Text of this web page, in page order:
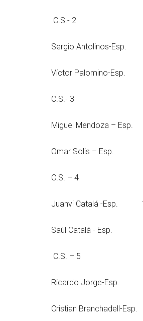
C.S.- 2
Sergio
Víctor Palomino-Esp.
C.S.- 3
Miguel
Omar Solis – Esp.
C.S. – 4
Juanvi
Saúl Catalá - Esp.
C.S. – 5
Ricardo
Cristian Branchadell-Esp.